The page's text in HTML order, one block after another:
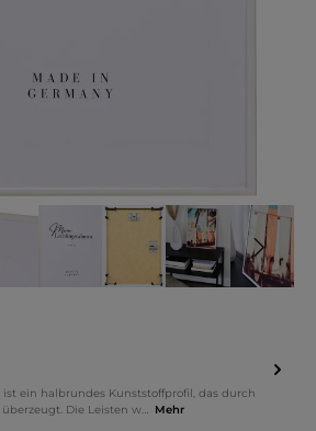
ist ein halbrundes Kunststoffprofil, das durch
Die Leisten w… Mehr